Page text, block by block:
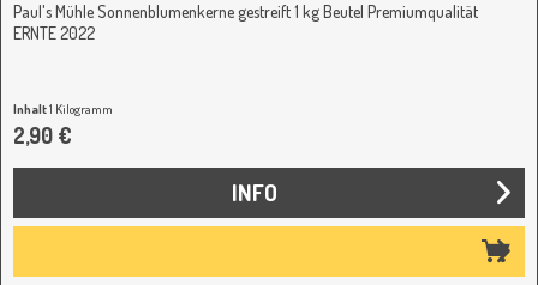
Paul's Mühle Sonnenblumenkerne gestreift 1 kg Beutel Premiumqualität
ERNTE 2022
Inhalt1 Kilogramm
2,90 €
INFO